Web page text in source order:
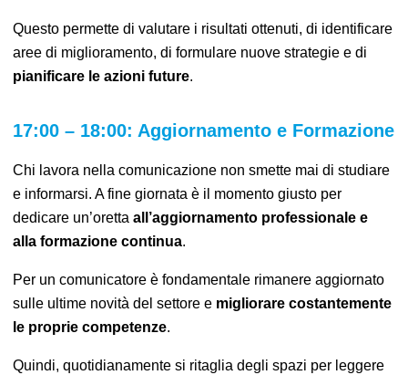
Questo permette di valutare i risultati ottenuti,di identificare
aree di miglioramento,diformulare nuove strategiee di
pianificare le azioni future.
17:00 – 18:00: Aggiornamento e Formazione
Chi lavora nella comunicazione non smette mai di studiare
e informarsi. A fine giornata è il momento giusto per
dedicare un’orettaall’aggiornamento professionale e
alla formazione continua.
Per un comunicatore èfondamentale rimanere aggiornato
sulle ultime novitàdel settore e migliorare costantemente
le proprie competenze.
Quindi, quotidianamente si ritaglia degli spazi per leggere